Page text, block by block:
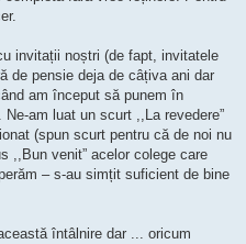
invitații noștri (de fapt, invitatele
de pensie deja de câțiva ani dar
am început să punem în
am luat un scurt ,,La revedere”
(spun scurt pentru că de noi nu
,,Bun venit” acelor colege care
– s-au simțit suficient de bine
întâlnire dar ... oricum